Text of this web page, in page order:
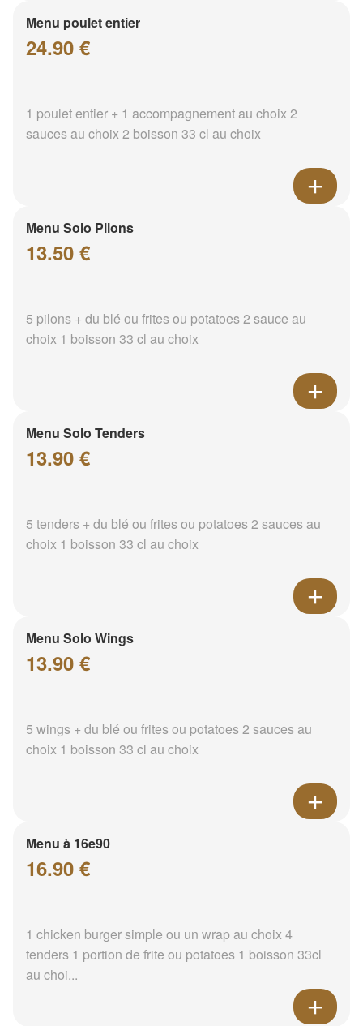
Menu poulet entier
24.90 €
1 poulet entier + 1 accompagnement au choix 2
sauces au choix 2 boisson 33 cl au choix
Menu Solo Pilons
13.50 €
5 pilons + du blé ou frites ou potatoes 2 sauce au
choix 1 boisson 33 cl au choix
Menu Solo Tenders
13.90 €
5 tenders + du blé ou frites ou potatoes 2 sauces au
choix 1 boisson 33 cl au choix
Menu Solo Wings
13.90 €
5 wings + du blé ou frites ou potatoes 2 sauces au
choix 1 boisson 33 cl au choix
Menu à 16e90
16.90 €
1 chicken burger simple ou un wrap au choix 4
tenders 1 portion de frite ou potatoes 1 boisson 33cl
au choi...